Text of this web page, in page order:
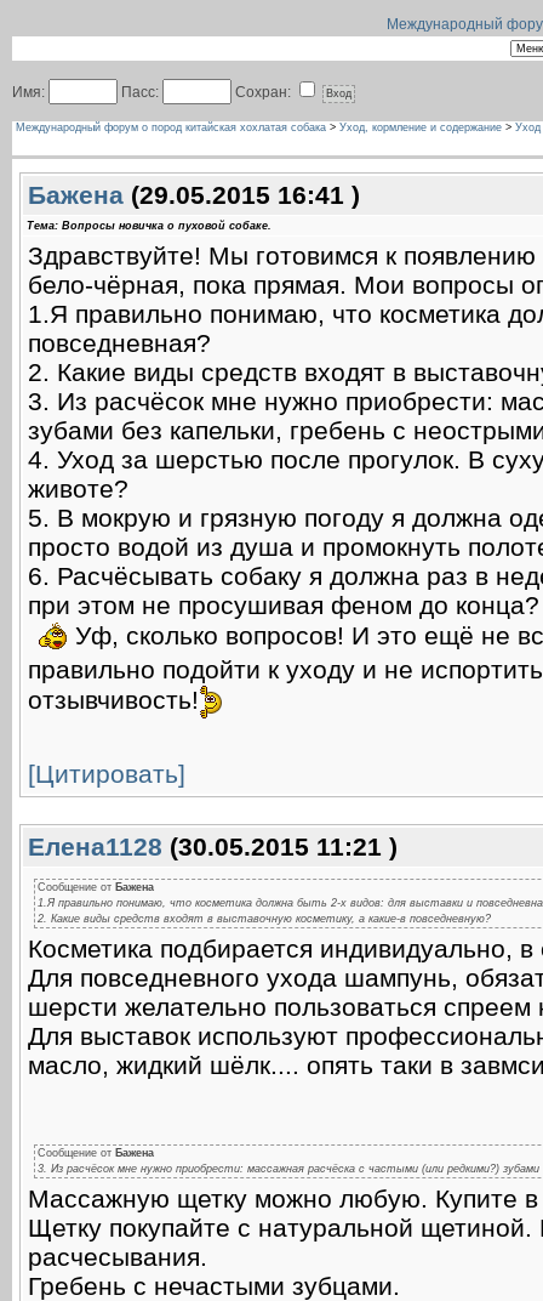
Международный
Имя: Пасс: Сохран:
Международный форум о пород китайская хохлатая собака > Уход, кормление и содержание > Уход
Баженa (29.05.2015 16:41 )
Тема: Вопросы новичка о пуховой собаке.
Здравствуйте! Мы готовимся к
бело-чёрная, пока прямая. Мои вопросы
1.Я правильно понимаю, что косметика
повседневная?
2. Какие виды средств входят в
3. Из расчёсок мне нужно приобрести:
зубами без капельки, гребень с
4. Уход за шерстью после прогулок. В
животе?
5. В мокрую и грязную погоду я должна
просто водой из душа и промокнуть
6. Расчёсывать собаку я должна раз в
при этом не просушивая феном до конца?
Уф, сколько вопросов! И это ещё не
правильно подойти к уходу и не
отзывчивость!
[Цитировать]
Елена1128 (30.05.2015 11:21 )
Сообщение от Баженa
1.Я правильно понимаю, что косметика должна быть 2-х видов: для выставки и
2. Какие виды средств входят в выставочную косметику, а какие-в повседневную?
Косметика подбирается индивидуально,
Для повседневного ухода шампунь,
шерсти желательно пользоваться
Для выставок используют
масло, жидкий шёлк.... опять таки в
Сообщение от Баженa
3. Из расчёсок мне нужно приобрести: массажная расчёска с частыми (или редкими?)
Массажную щетку можно любую. Купите в
Щетку покупайте с натуральной
расчесывания.
Гребень с нечастыми зубцами.